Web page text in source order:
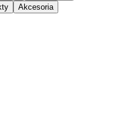
Akcesoria